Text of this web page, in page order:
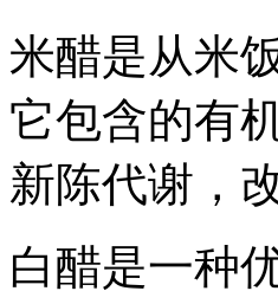
米醋是从米
它包含的有
新陈代谢，
白醋是一种